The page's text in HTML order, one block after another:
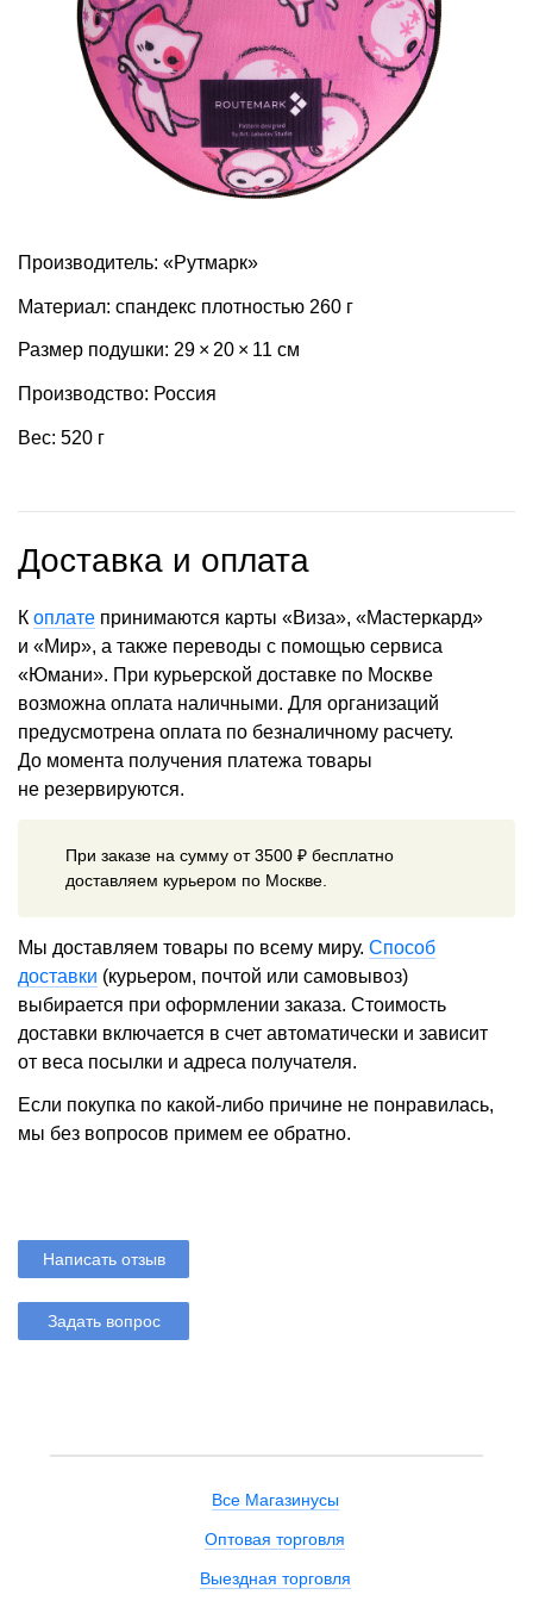
Производитель: «Рутмарк»
Материал: спандекс плотностью 260 г
Размер подушки: 29 × 20 × 11 см
Производство: Россия
Вес: 520 г
Доставка и оплата
К оплате принимаются карты «Виза», «Мастеркард»
и «Мир», а также переводы с помощью сервиса
«Юмани». При курьерской доставке по Москве
возможна оплата наличными. Для организаций
предусмотрена оплата по безналичному расчету.
До момента получения платежа товары
не резервируются.
При заказе на сумму от 3500 ₽ бесплатно
доставляем курьером по Москве.
Мы доставляем товары по всему миру. Способ
доставки (курьером, почтой или самовывоз)
выбирается при оформлении заказа. Стоимость
доставки включается в счет автоматически и зависит
от веса посылки и адреса получателя.
Если покупка по какой-либо причине не понравилась,
мы без вопросов примем ее обратно.
Написать отзыв
Задать вопрос
Все Магазинусы
Оптовая торговля
Выездная торговля